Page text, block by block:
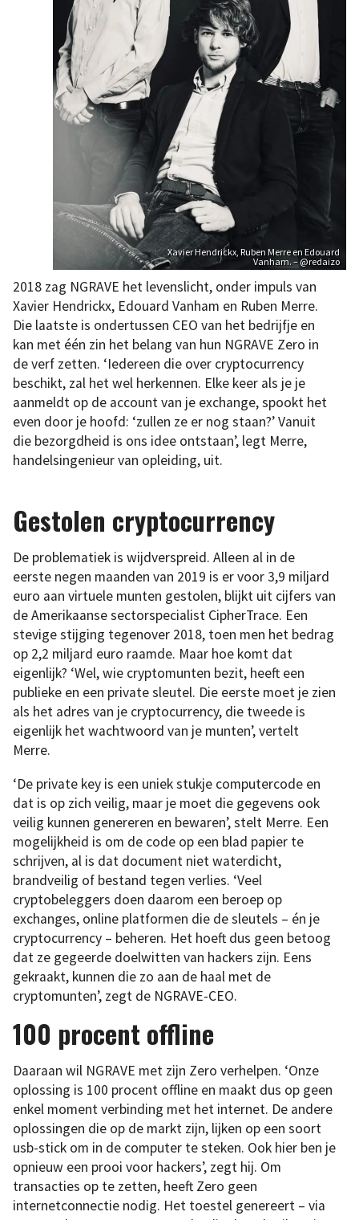
Xavier Hendrickx, Ruben Merre en Edouard
Vanham. – @redaizo
2018 zag NGRAVE het levenslicht, onder impuls van
Xavier Hendrickx, Edouard Vanham en Ruben Merre.
Die laatste is ondertussen CEO van het bedrijfje en
kan met één zin het belang van hun NGRAVE Zero in
de verf zetten. ‘Iedereen die over cryptocurrency
beschikt, zal het wel herkennen. Elke keer als je je
aanmeldt op de account van je exchange, spookt het
even door je hoofd: ‘zullen ze er nog staan?’ Vanuit
die bezorgdheid is ons idee ontstaan’, legt Merre,
handelsingenieur van opleiding, uit.
Gestolen cryptocurrency
De problematiek is wijdverspreid. Alleen al in de
eerste negen maanden van 2019 is er voor 3,9 miljard
euro aan virtuele munten gestolen, blijkt uit cijfers van
de Amerikaanse sectorspecialist CipherTrace. Een
stevige stijging tegenover 2018, toen men het bedrag
op 2,2 miljard euro raamde. Maar hoe komt dat
eigenlijk? ‘Wel, wie cryptomunten bezit, heeft een
publieke en een private sleutel. Die eerste moet je zien
als het adres van je cryptocurrency, die tweede is
eigenlijk het wachtwoord van je munten’, vertelt
Merre.
‘De private key is een uniek stukje computercode en
dat is op zich veilig, maar je moet die gegevens ook
veilig kunnen genereren en bewaren’, stelt Merre. Een
mogelijkheid is om de code op een blad papier te
schrijven, al is dat document niet waterdicht,
brandveilig of bestand tegen verlies. ‘Veel
cryptobeleggers doen daarom een beroep op
exchanges, online platformen die de sleutels – én je
cryptocurrency – beheren. Het hoeft dus geen betoog
dat ze gegeerde doelwitten van hackers zijn. Eens
gekraakt, kunnen die zo aan de haal met de
cryptomunten’, zegt de NGRAVE-CEO.
100 procent offline
Daaraan wil NGRAVE met zijn Zero verhelpen. ‘Onze
oplossing is 100 procent offline en maakt dus op geen
enkel moment verbinding met het internet. De andere
oplossingen die op de markt zijn, lijken op een soort
usb-stick om in de computer te steken. Ook hier ben je
opnieuw een prooi voor hackers’, zegt hij. Om
transacties op te zetten, heeft Zero geen
internetconnectie nodig. Het toestel genereert – via